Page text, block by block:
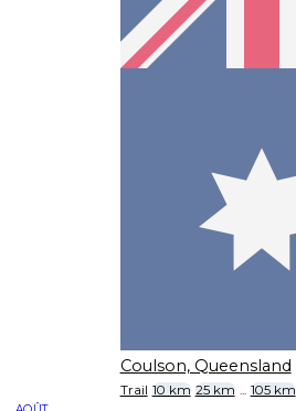
Coulson, Queensland
Trail 10 km 25 km ... 105 km